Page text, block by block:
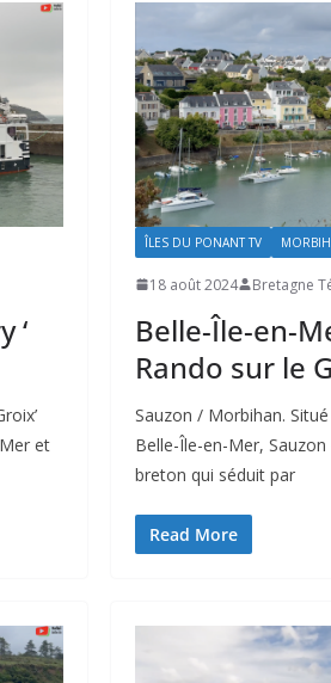
‘
et
ÎLES DU PONANT TV
18 août 2024 Bretagne
Belle-Île-en-
Rando sur le
Sauzon / Morbihan.
Belle-Île-en-Mer,
breton qui séduit par
Read More